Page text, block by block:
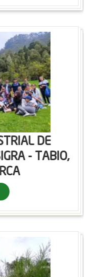
DE
- TABIO,